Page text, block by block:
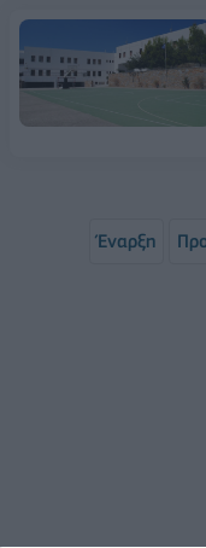
Έναρξη